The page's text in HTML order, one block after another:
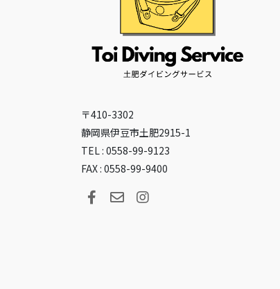
〒410-3302
静岡県伊豆市土肥2915-1
TEL : 0558-99-9123
FAX : 0558-99-9400